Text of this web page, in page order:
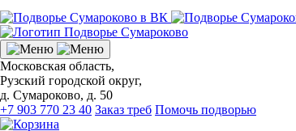
Московская область,
Рузский городской округ,
д. Сумароково, д. 50
+7 903 770 23 40 Заказ треб Помочь подворью